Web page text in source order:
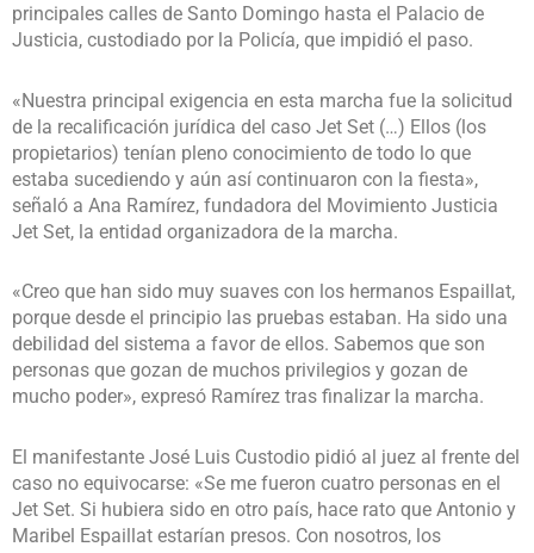
principales calles de Santo Domingo hasta el Palacio de
Justicia, custodiado por la Policía, que impidió el paso.
«Nuestra principal exigencia en esta marcha fue la solicitud
de la recalificación jurídica del caso Jet Set (…) Ellos (los
propietarios) tenían pleno conocimiento de todo lo que
estaba sucediendo y aún así continuaron con la fiesta»,
señaló a Ana Ramírez, fundadora del Movimiento Justicia
Jet Set, la entidad organizadora de la marcha.
«Creo que han sido muy suaves con los hermanos Espaillat,
porque desde el principio las pruebas estaban. Ha sido una
debilidad del sistema a favor de ellos. Sabemos que son
personas que gozan de muchos privilegios y gozan de
mucho poder», expresó Ramírez tras finalizar la marcha.
El manifestante José Luis Custodio pidió al juez al frente del
caso no equivocarse: «Se me fueron cuatro personas en el
Jet Set. Si hubiera sido en otro país, hace rato que Antonio y
Maribel Espaillat estarían presos. Con nosotros, los